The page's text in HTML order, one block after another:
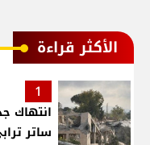
الأكثر قراءة
1
انتهاك
ساتر